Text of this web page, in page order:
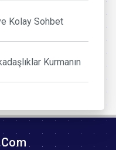
Kolay Sohbet
Kurmanın